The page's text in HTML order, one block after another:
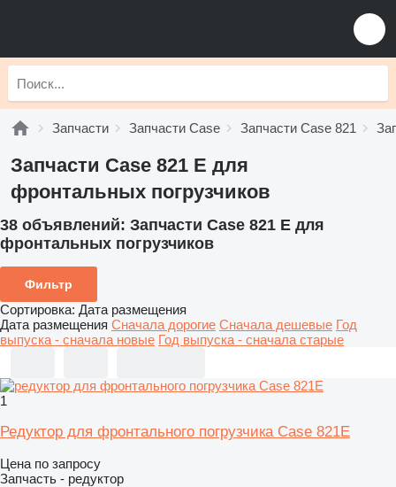
Запчасти Запчасти Case Запчасти Case 821
Запчасти Case 821 E для
фронтальных погрузчиков
38 объявлений: Запчасти Case 821 E для
фронтальных погрузчиков
Фильтр
Сортировка: Дата размещения
Дата размещения Сначала дорогие Сначала дешевые Год
выпуска - сначала новые Год выпуска - сначала старые
1
Редуктор для фронтального погрузчика Case 821E
Цена по запросу
Запчасть - редуктор